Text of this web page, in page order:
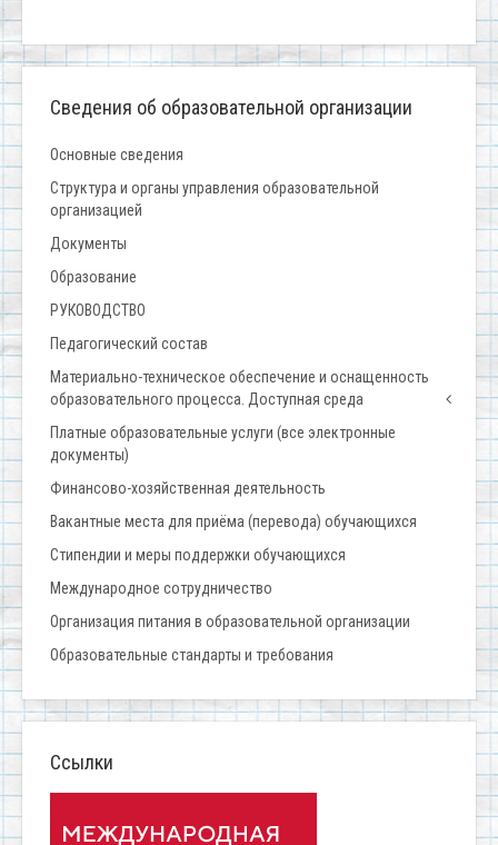
Сведения об образовательной организации
Основные сведения
Структура и органы управления образовательной
организацией
Документы
Образование
РУКОВОДСТВО
Педагогический состав
Материально-техническое обеспечение и оснащенность
образовательного процесса. Доступная среда
Платные образовательные услуги (все электронные
документы)
Финансово-хозяйственная деятельность
Вакантные места для приёма (перевода) обучающихся
Стипендии и меры поддержки обучающихся
Международное сотрудничество
Организация питания в образовательной организации
Образовательные стандарты и требования
Ссылки